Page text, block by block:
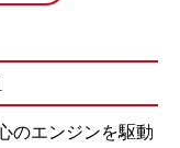
のエンジンを駆動